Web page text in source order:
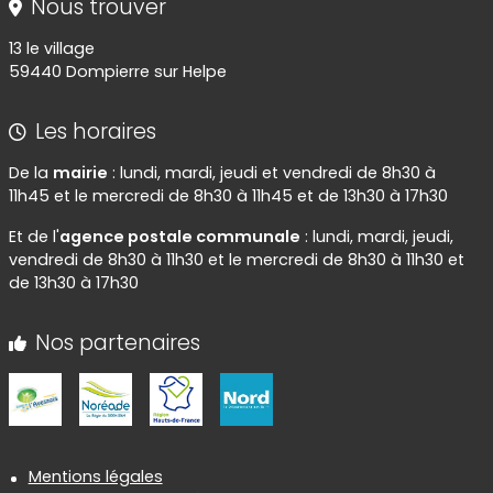
Nous trouver
13 le village
59440 Dompierre sur Helpe
Les horaires
De la mairie : lundi, mardi, jeudi et vendredi de 8h30 à
11h45 et le mercredi de 8h30 à 11h45 et de 13h30 à 17h30
Et de l'agence postale communale : lundi, mardi, jeudi,
vendredi de 8h30 à 11h30 et le mercredi de 8h30 à 11h30 et
de 13h30 à 17h30
Nos partenaires
Informations réglementaires
Mentions légales